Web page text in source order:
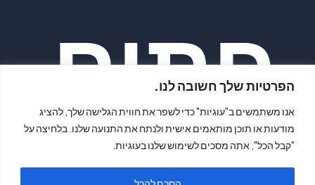
הפרטיות שלך חשובה לנו.
אנו משתמשים ב"עוגיות" כדי לשפר את חווית הגלישה שלך, להציג
מודעות או תוכן מותאמים אישית ולנתח את התנועה שלנו. בלחיצה על
"קבל הכל", אתה מסכים לשימוש שלנו בעוגיות.
פתיח